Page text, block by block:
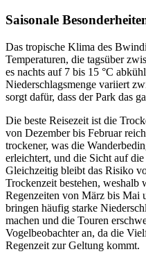
Saisonale
Das tropische Klima des
Temperaturen, die tagsüber
es nachts auf 7 bis 15 °C
Niederschlagsmenge variiert
sorgt dafür, dass der Park das
Die beste Reisezeit ist die
von Dezember bis Februar
trockener, was die
erleichtert, und die Sicht auf
Gleichzeitig bleibt das Risiko
Trockenzeit bestehen, weshalb
Regenzeiten von März bis Mai
bringen häufig starke
machen und die Touren
Vogelbeobachter an, da die
Regenzeit zur Geltung kommt.